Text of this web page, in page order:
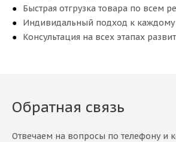
Быстрая отгрузка товара по всем
Индивидальный подход к каждому
Консультация на всех этапах
Обратная связь
Отвечаем на вопросы по телефону и